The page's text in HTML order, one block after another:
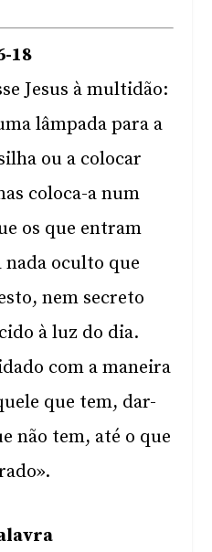
18
Jesus à multidão:
lâmpada para a
ou a colocar
coloca-a num
os que entram
nada oculto que
nem secreto
à luz do dia.
com a maneira
que tem, dar-
não tem, até o que